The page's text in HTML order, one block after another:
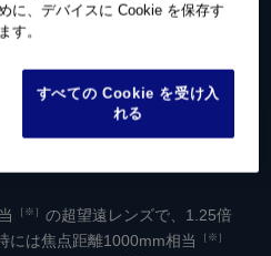
、圧倒的な超望遠性能を手に入
［※］ の超望遠レンズで、1.25倍
には焦点距離1000mm相当
［※］
に、デバイスに Cookie を保存す
す。
すべての Cookie を受け入
れる